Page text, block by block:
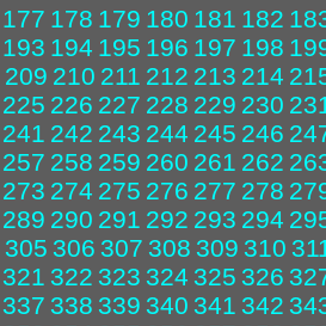
177 178 179 180 181 182
193 194 195 196 197 198
209 210 211 212 213 214
225 226 227 228 229 230
241 242 243 244 245 246
257 258 259 260 261 262
273 274 275 276 277 278
289 290 291 292 293 294
305 306 307 308 309 310
321 322 323 324 325 326
337 338 339 340 341 342